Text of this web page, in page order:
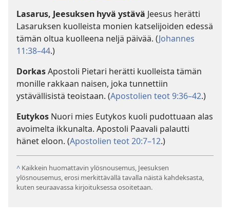
Lasarus, Jeesuksen hyvä ystävä Jeesus herätti
Lasaruksen kuolleista monien katselijoiden edessä
tämän oltua kuolleena neljä päivää. (Johannes
11:38–44.)
DorkasApostoli Pietari herätti kuolleista tämän
monille rakkaan naisen, joka tunnettiin
ystävällisistä teoistaan. (Apostolien teot 9:36–42.)
Eutykos Nuori mies Eutykos kuoli pudottuaan alas
avoimelta ikkunalta. Apostoli Paavali palautti
hänet eloon. (Apostolien teot 20:7–12.)
^ Kaikkein huomattavin ylösnousemus, Jeesuksen
ylösnousemus, erosi merkittävällä tavalla näistä kahdeksasta,
kuten seuraavassa kirjoituksessa osoitetaan.